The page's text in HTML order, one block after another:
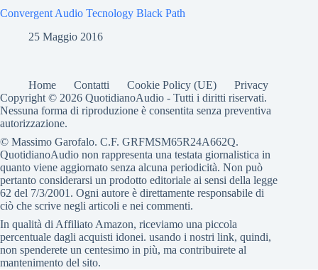
Convergent Audio Tecnology Black Path
25 Maggio 2016
Home Contatti Cookie Policy (UE)
Privacy
Copyright © 2026 QuotidianoAudio - Tutti i diritti riservati.
Nessuna forma di riproduzione è consentita senza preventiva
autorizzazione.
© Massimo Garofalo. C.F. GRFMSM65R24A662Q.
QuotidianoAudio non rappresenta una testata giornalistica in
quanto viene aggiornato senza alcuna periodicità. Non può
pertanto considerarsi un prodotto editoriale ai sensi della legge
62 del 7/3/2001. Ogni autore è direttamente responsabile di
ciò che scrive negli articoli e nei commenti.
In qualità di Affiliato Amazon, riceviamo una piccola
percentuale dagli acquisti idonei. usando i nostri link, quindi,
non spenderete un centesimo in più, ma contribuirete al
mantenimento del sito.